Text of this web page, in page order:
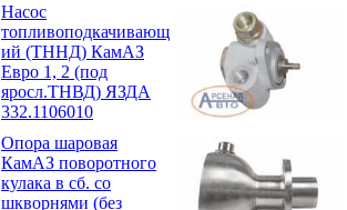
Насос
топливоподкачивающ
ий (ТННД) КамАЗ
Евро 1, 2 (под
яросл.ТНВД) ЯЗДА
332.1106010
Опора шаровая
КамАЗ поворотного
кулака в сб. со
шкворнями (без